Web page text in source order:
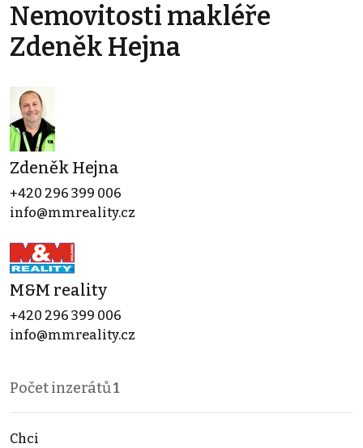
Nemovitosti makléře
Zdeněk Hejna
Zdeněk Hejna
+420 296 399 006
info@mmreality.cz
M&M reality
+420 296 399 006
info@mmreality.cz
Počet inzerátů1
Chci